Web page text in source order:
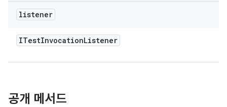
listener
ITestInvocationListener
공개 메서드